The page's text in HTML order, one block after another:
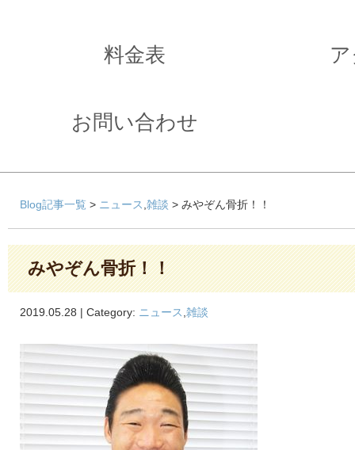
料金表
お問い合わせ
Blog記事一覧 > ニュース 雑談 > みやぞん骨折！！
みやぞん骨折！！
2019.05.28 | Category: ニュース 雑談